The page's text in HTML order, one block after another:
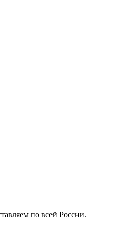
по всей России.